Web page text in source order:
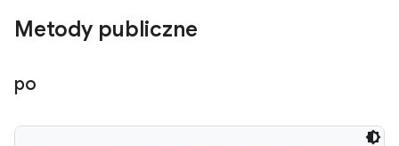
Metody publiczne
po